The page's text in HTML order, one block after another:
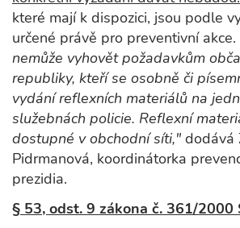
které mají k dispozici, jsou podle
určené právě pro preventivní akce.
nemůže vyhovět požadavkům
republiky, kteří se osobně či
vydání reflexních materiálů na
služebnách policie. Reflexní
dostupné v obchodní síti," dodává
Pidrmanová, koordinátorka
prezidia.
§ 53, odst. 9 zákona č. 361/2000